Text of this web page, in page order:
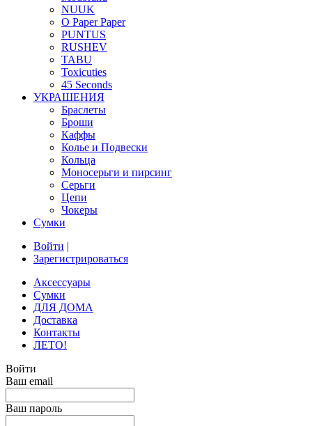
NUUK
O Paper Paper
PUNTUS
RUSHEV
TABU
Toxicuties
45 Seconds
УКРАШЕНИЯ
Браслеты
Броши
Каффы
Колье и Подвески
Кольца
Моносерьги и пирсинг
Серьги
Цепи
Чокеры
Сумки
Войти |
Зарегистрироваться
Аксессуары
Сумки
ДЛЯ ДОМА
Доставка
Контакты
ЛЕТО!
Войти
Ваш email
Ваш пароль